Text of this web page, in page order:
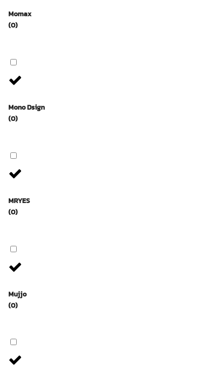
Momax
(0)
Mono Dsign
(0)
MRYES
(0)
Mujjo
(0)